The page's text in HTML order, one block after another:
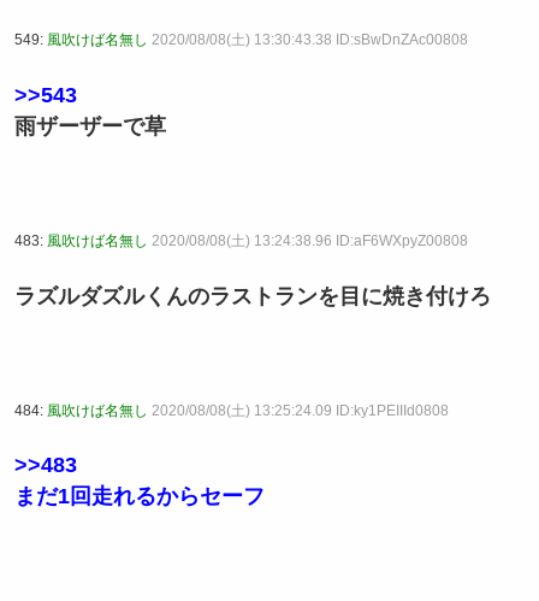
549: 風吹けば名無し 2020/08/08(土) 13:30:43.38 ID:sBwDnZAc00808
>>543
雨ザーザーで草
483: 風吹けば名無し 2020/08/08(土) 13:24:38.96 ID:aF6WXpyZ00808
ラズルダズルくんのラストランを目に焼き付けろ
484: 風吹けば名無し 2020/08/08(土) 13:25:24.09 ID:ky1PEIIId0808
>>483
まだ1回走れるからセーフ